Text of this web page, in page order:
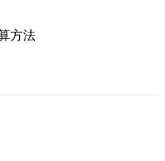
方法